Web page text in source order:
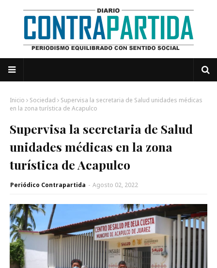
Inicio Sociedad
Supervisa la secretaria de Salud unidades médicas
en la zona turística de Acapulco
Supervisa la secretaria de Salud
unidades médicas en la zona
turística de Acapulco
Periódico Contrapartida - Agosto 02, 2022